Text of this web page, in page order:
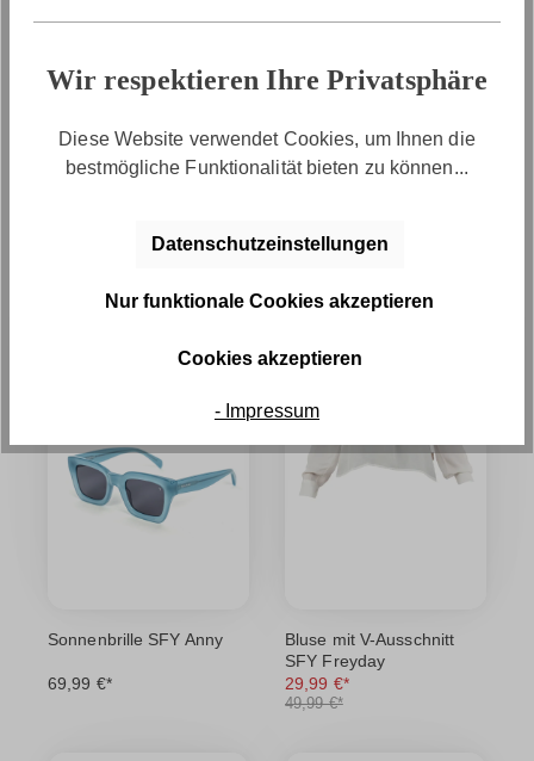
Sonnenbrille SFY Anny
69,99 €*
Bluse mit V-Ausschnitt
SFY Freyday
29,99 €*
49,99 €*
Wir respektieren Ihre Privatsphäre
Diese Website verwendet Cookies, um Ihnen die
bestmögliche Funktionalität bieten zu können...
Datenschutzeinstellungen
Nur funktionale Cookies akzeptieren
Cookies akzeptieren
- Impressum